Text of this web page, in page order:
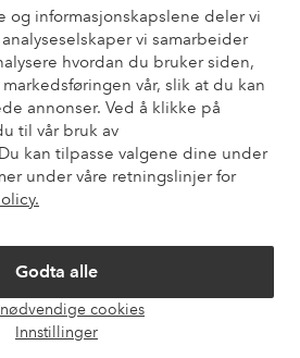
og informasjonskapslene deler vi
vi samarbeider
hvordan du bruker siden,
vår, slik at du kan
annonser. Ved å klikke på
til vår bruk av
kan tilpasse valgene dine under
under våre retningslinjer for
Godta alle
cookies
Innstillinger